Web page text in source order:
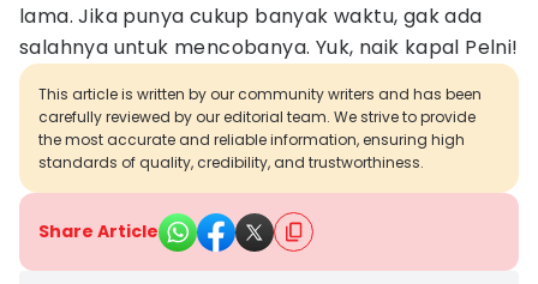
lama. Jika punya cukup banyak waktu, gak ada
salahnya untuk mencobanya. Yuk, naik kapal Pelni!
This article is written by our community writers and has been
carefully reviewed by our editorial team. We strive to provide
the most accurate and reliable information, ensuring high
standards of quality, credibility, and trustworthiness.
Share Article